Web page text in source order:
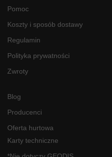
Pomoc
Koszty i sposób dostawy
Regulamin
Polityka prywatności
Zwroty
Blog
Producenci
Oferta hurtowa
Karty techniczne